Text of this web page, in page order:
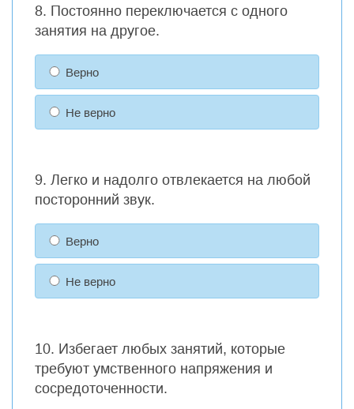
8. Постоянно переключается с одного
занятия на другое.
Верно
Не верно
9. Легко и надолго отвлекается на любой
посторонний звук.
Верно
Не верно
10. Избегает любых занятий, которые
требуют умственного напряжения и
сосредоточенности.